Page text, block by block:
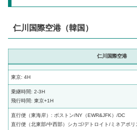
仁川国際空港（韓国）
仁川国際空港
東京: 4H
乗継時間: 2-3H
飛行時間: 東京+1H
直行便（東海岸）: ボストン/NY（EWR&JFK）/DC
直行便（北東部/中西部）シカゴ/デトロイト/ミネアポリ